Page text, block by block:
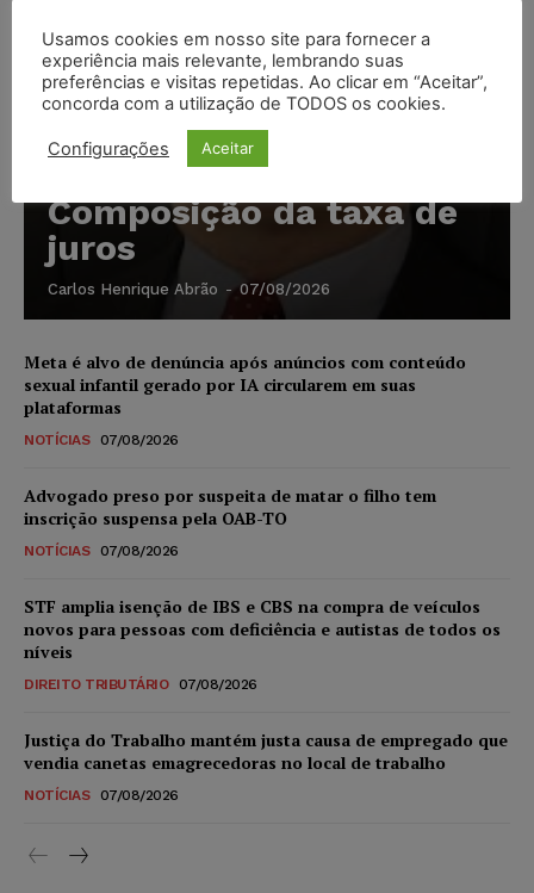
Composição da taxa de
juros
Carlos Henrique Abrão - 07/08/2026
Meta é alvo de denúncia após anúncios com conteúdo
sexual infantil gerado por IA circularem em suas
plataformas
NOTÍCIAS 07/08/2026
Advogado preso por suspeita de matar o filho tem
inscrição suspensa pela OAB-TO
NOTÍCIAS 07/08/2026
STF amplia isenção de IBS e CBS na compra de veículos
novos para pessoas com deficiência e autistas de todos os
níveis
DIREITO TRIBUTÁRIO 07/08/2026
Justiça do Trabalho mantém justa causa de empregado que
vendia canetas emagrecedoras no local de trabalho
NOTÍCIAS 07/08/2026
Usamos cookies em nosso site para fornecer a
experiência mais relevante, lembrando suas
preferências e visitas repetidas. Ao clicar em “Aceitar”,
concorda com a utilização de TODOS os cookies.
Configurações Aceitar